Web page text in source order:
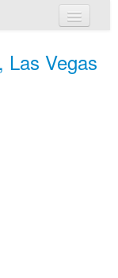
Las Vegas